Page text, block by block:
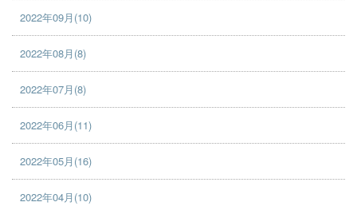
2022年09月(10)
2022年08月(8)
2022年07月(8)
2022年06月(11)
2022年05月(16)
2022年04月(10)